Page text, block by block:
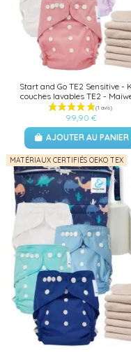
Start and Go TE2 Sensitive -
couches lavables TE2 -
99,90 €
AJOUTER AU PANIER
MATÉRIAUX CERTIFIÉS OEKO TEX